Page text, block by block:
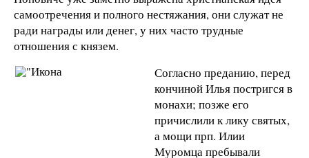
самоотречения и полного нестяжания, они служат не
ради награды или денег, у них часто трудные
отношения с князем.
Согласно преданию, перед
кончиной Илья постригся в
монахи; позже его
причислили к лику святых,
а мощи прп. Илии
Муромца пребывали